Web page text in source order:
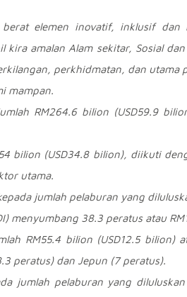
elemen inovatif, inklusif
amalan Alam sekitar, Sosial
perkhidmatan, dan utama
mampan.
RM264.6bilion (USD59.9
bilion (USD34.8bilion), diikuti
utama.
jumlah pelaburan yang
menyumbang 38.3 peratus atau
RM55.4bilion (USD12.5bilion)
peratus) dan Jepun (7peratus).
jumlah pelaburan yang